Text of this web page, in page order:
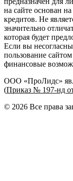
на сайте основан
кредитов. Не
значительно
которая будет
Если вы
пользование
финансовые
ООО «ПроЛидс»
(Приказ № 197-нд
© 2026 Все права